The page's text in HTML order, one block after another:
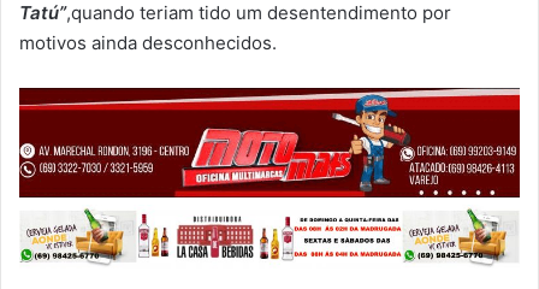
Tatú”,quando teriam tido um desentendimento por
motivos ainda desconhecidos.